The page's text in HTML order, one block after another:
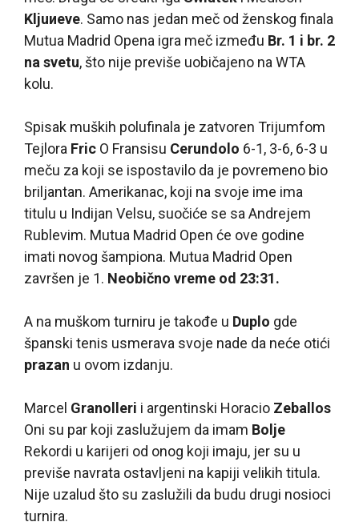
Kljuиeve. Samo nas jedan meč od ženskog finala
Mutua Madrid Opena igra meč između Br. 1 i br. 2
na svetu, što nije previše uobičajeno na WTA
kolu.
Spisak muških polufinala je zatvoren Trijumfom
Tejlora Fric O Fransisu Cerundolo 6-1, 3-6, 6-3 u
meču za koji se ispostavilo da je povremeno bio
briljantan. Amerikanac, koji na svoje ime ima
titulu u Indijan Velsu, suočiće se sa Andrejem
Rublevim. Mutua Madrid Open će ove godine
imati novog šampiona. Mutua Madrid Open
završen je 1. Neobično vreme od 23:31.
A na muškom turniru je takođe u Duplo gde
španski tenis usmerava svoje nade da neće otići
prazan u ovom izdanju.
Marcel Granolleri i argentinski Horacio Zeballos
Oni su par koji zaslužujem da imam Bolje
Rekordi u karijeri od onog koji imaju, jer su u
previše navrata ostavljeni na kapiji velikih titula.
Nije uzalud što su zaslužili da budu drugi nosioci
turnira.